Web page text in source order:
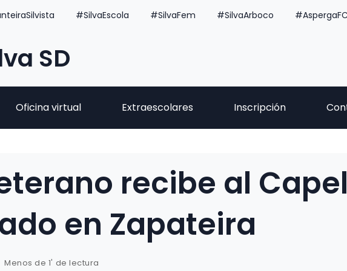
#SilvaEscola #SilvaFem #SilvaArboco #AspergaFC
SD
Oficina virtual Extraescolares Inscripción
recibe al
en Zapateira
Menos de 1' de lectura